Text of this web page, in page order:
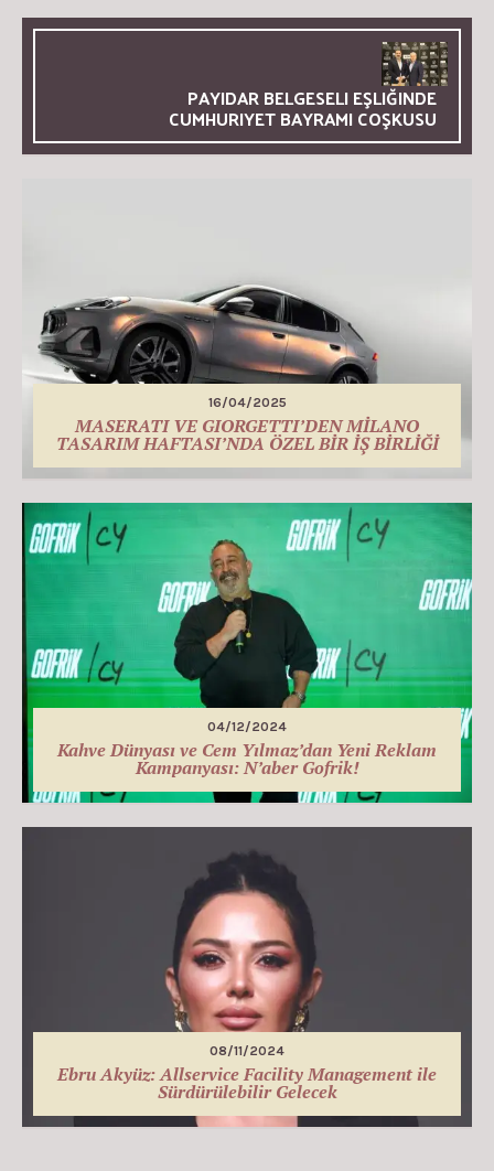
PAYIDAR BELGESELI EŞLIĞINDE
CUMHURIYET BAYRAMI COŞKUSU
16/04/2025
MASERATI VE GIORGETTI’DEN MİLANO
TASARIM HAFTASI’NDA ÖZEL BİR İŞ BİRLİĞİ
04/12/2024
Kahve Dünyası ve Cem Yılmaz’dan Yeni Reklam
Kampanyası: N’aber Gofrik!
08/11/2024
Ebru Akyüz: Allservice Facility Management ile
Sürdürülebilir Gelecek